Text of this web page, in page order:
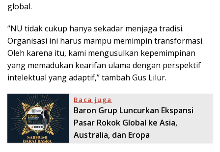
global.
“NU tidak cukup hanya sekadar menjaga tradisi.
Organisasi ini harus mampu memimpin transformasi.
Oleh karena itu, kami mengusulkan kepemimpinan
yang memadukan kearifan ulama dengan perspektif
intelektual yang adaptif,” tambah Gus Lilur.
Baca juga
Baron Grup Luncurkan Ekspansi
Pasar Rokok Global ke Asia,
Australia, dan Eropa